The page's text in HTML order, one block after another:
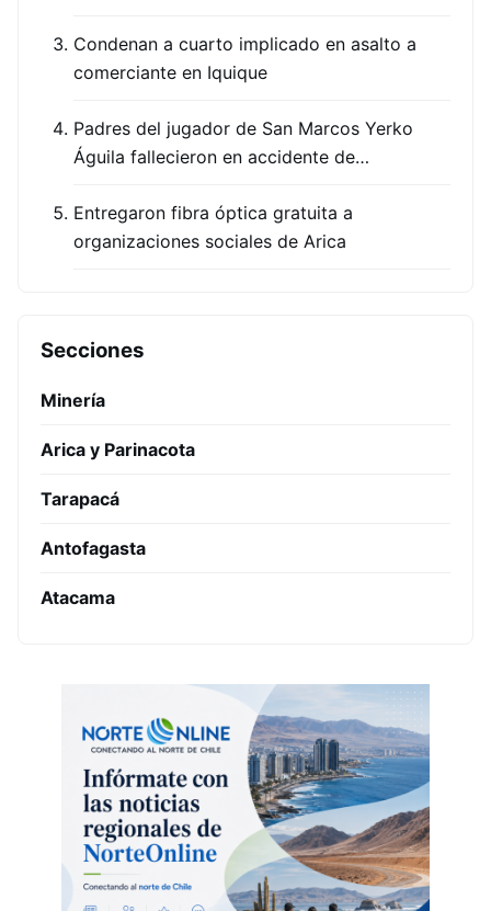
Condenan a cuarto implicado en asalto a
comerciante en Iquique
Padres del jugador de San Marcos Yerko
Águila fallecieron en accidente de…
Entregaron fibra óptica gratuita a
organizaciones sociales de Arica
Secciones
Minería
Arica y Parinacota
Tarapacá
Antofagasta
Atacama